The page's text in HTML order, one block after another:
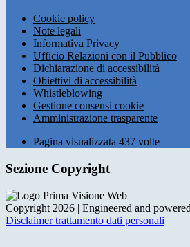
Cookie policy
Note legali
Informativa Privacy
Ufficio Relazioni con il Pubblico
Dichiarazione di accessibilità
Obiettivi di accessibilità
Whistleblowing
Gestione consensi cookie
Amministrazione trasparente
Pagina visualizzata 437 volte
Sezione Copyright
Copyright 2026 | Engineered and
Disclaimer trattamento dati personali